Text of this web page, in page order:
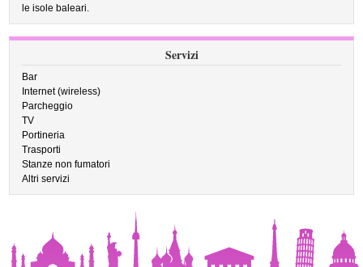
le isole baleari.
Servizi
Bar
Internet (wireless)
Parcheggio
TV
Portineria
Trasporti
Stanze non fumatori
Altri servizi